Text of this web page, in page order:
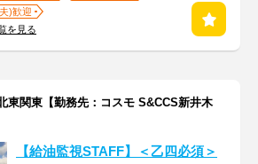
)歓迎
を見る
東関東【勤務先：コスモ S&CCS新井木
【給油監視STAFF】＜乙四必須＞